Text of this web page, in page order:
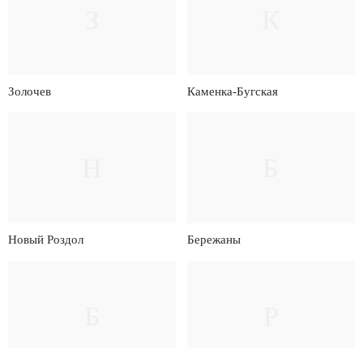
Золочев Каменка-Бугская
Новый Роздол Бережаны